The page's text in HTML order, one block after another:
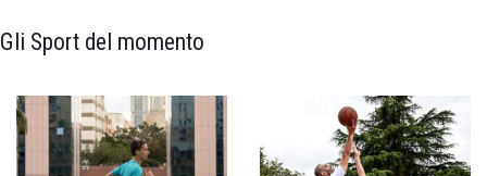
Gli Sport del momento